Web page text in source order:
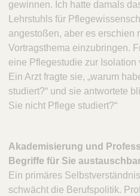
gewinnen. Ich hatte damals
Lehrstuhls für
angestoßen, aber es erschien
Vortragsthema einzubringen.
eine Pflegestudie zur
Ein Arzt fragte sie, „warum
studiert?“ und sie antwortete
Sie nicht Pflege studiert?“
Akademisierung und
Begriffe für Sie
Ein primäres
schwächt die Berufspolitik.